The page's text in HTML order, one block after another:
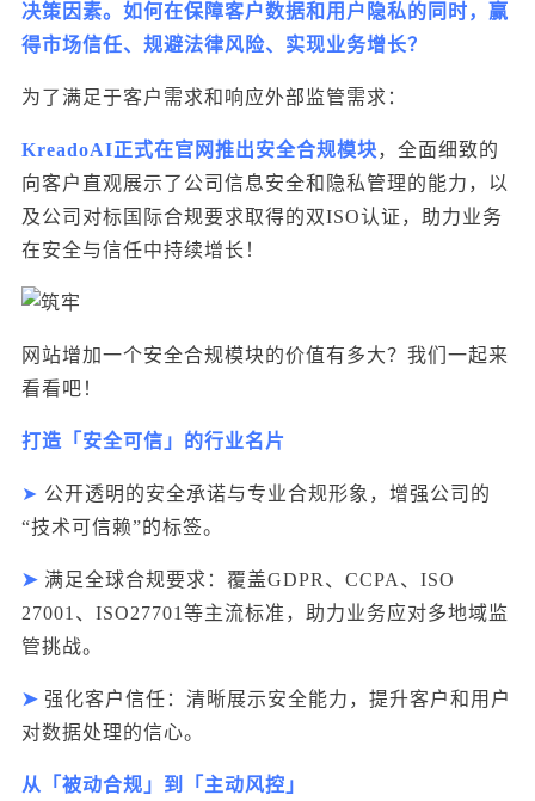
决策因素。如何在保障客户数据和用户隐私的同时，赢
得市场信任、规避法律风险、实现业务增长？
为了满足于客户需求和响应外部监管需求：
KreadoAI正式在官网推出安全合规模块，全面细致的
向客户直观展示了公司信息安全和隐私管理的能力，以
及公司对标国际合规要求取得的双ISO认证，助力业务
在安全与信任中持续增长！
网站增加一个安全合规模块的价值有多大？我们一起来
看看吧！
打造「安全可信」的行业名片
➤ 公开透明的安全承诺与专业合规形象，增强公司的
“技术可信赖”的标签。
➤ 满足全球合规要求：覆盖GDPR、CCPA、ISO
27001、ISO27701等主流标准，助力业务应对多地域监
管挑战。
➤ 强化客户信任：清晰展示安全能力，提升客户和用户
对数据处理的信心。
从「被动合规」到「主动风控」